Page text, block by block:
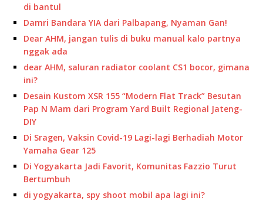
di bantul
Damri Bandara YIA dari Palbapang, Nyaman Gan!
Dear AHM, jangan tulis di buku manual kalo partnya
nggak ada
dear AHM, saluran radiator coolant CS1 bocor, gimana
ini?
Desain Kustom XSR 155 “Modern Flat Track” Besutan
Pap N Mam dari Program Yard Built Regional Jateng-
DIY
Di Sragen, Vaksin Covid-19 Lagi-lagi Berhadiah Motor
Yamaha Gear 125
Di Yogyakarta Jadi Favorit, Komunitas Fazzio Turut
Bertumbuh
di yogyakarta, spy shoot mobil apa lagi ini?